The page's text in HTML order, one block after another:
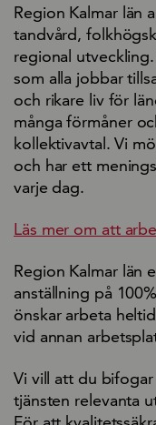
Region Kalmar län
tandvård,
regional
som alla jobbar
och rikare liv för
många förmåner
kollektivavtal. Vi
och har ett
varje dag.
Läs mer om att
Region Kalmar län
anställning på
önskar arbeta
vid annan
Vi vill att du
tjänsten relevanta